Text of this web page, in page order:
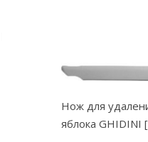
Нож для
яблока GHIDINI